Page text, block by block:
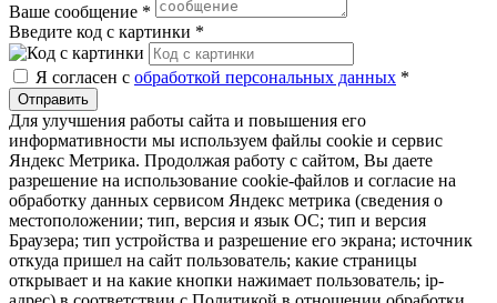
Ваше сообщение *
Введите код с картинки *
Я согласен с обработкой персональных данных *
Отправить
Для улучшения работы сайта и повышения его
информативности мы используем файлы cookie и сервис
Яндекс Метрика. Продолжая работу с сайтом, Вы даете
разрешение на использование cookie-файлов и согласие на
обработку данных сервисом Яндекс метрика (сведения о
местоположении; тип, версия и язык ОС; тип и версия
Браузера; тип устройства и разрешение его экрана; источник
откуда пришел на сайт пользователь; какие страницы
открывает и на какие кнопки нажимает пользователь; ip-